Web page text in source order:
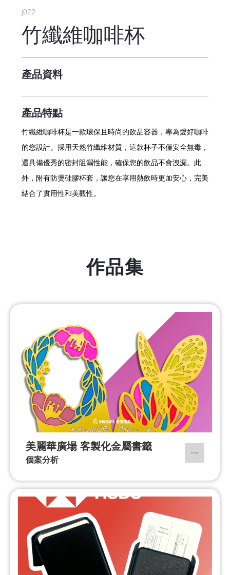
j022
竹纖維咖啡杯
產品資料
產品特點
竹纖維咖啡杯是一款環保且時尚的飲品容器，專為愛好咖啡
的您設計。採用天然竹纖維材質，這款杯子不僅安全無毒，
還具備優秀的密封阻漏性能，確保您的飲品不會洩漏。此
外，附有防燙硅膠杯套，讓您在享用熱飲時更加安心，完美
結合了實用性和美觀性。
作品集
美麗華廣場 客製化金屬書籤
個案分析